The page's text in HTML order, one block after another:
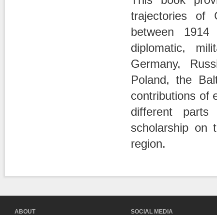
trajectories of
between
diplomatic,
Germany,
Poland, the
contributions of
different
scholarship on
region.
ABOUT SOCIAL MEDIA